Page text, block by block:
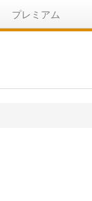
プレミアム